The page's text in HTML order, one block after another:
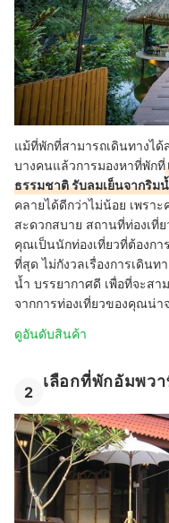
แม้ที่พักที่สามารถเดินทางไ
บางคนแล้วการมองหาที่พักที่
ธรรมชาติ รับลมเย็นจากริม
คลายได้ดีกว่าไม่น้อย เพรา
สะดวกสบาย สถานที่ท่องเที่
คุณเป็นนักท่องเที่ยวที่ต้องก
ที่สุด ไม่กังวลเรื่องการเดิน
น้ำ บรรยากาศดี เพื่อที่จะส
จากการท่องเที่ยวของคุณน่า
ดูอันดับสินค้า
2
เลือกที่พักอัมพว